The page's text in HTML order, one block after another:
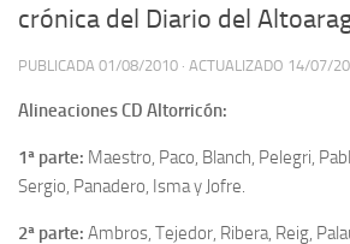
crónica del Diario del
PUBLICADA 01/08/2010 · ACTUALIZADO 14/07/
Alineaciones CD Altorricón:
1ª parte: Maestro, Paco, Blanch, Pelegri,
Sergio, Panadero, Isma y Jofre.
2ª parte: Ambros, Tejedor, Ribera, Reig,